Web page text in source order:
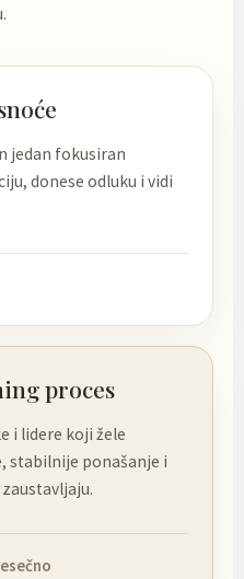
jedan fokusiran
donese odluku i vidi
proces
i lidere koji žele
stabilnije ponašanje i